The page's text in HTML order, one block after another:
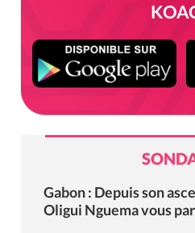
Gabon : Depuis son
Oligui Nguema vous